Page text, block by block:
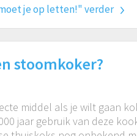
je op letten!" verder
stoomkoker?
middel als je wilt gaan
jaar gebruik van deze